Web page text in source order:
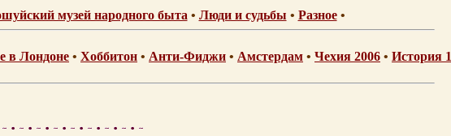
музей народного быта • Люди и судьбы • Разное•
в Лондоне • Хоббитон • Анти-Фиджи • Амстердам • Чехия 2006 • История